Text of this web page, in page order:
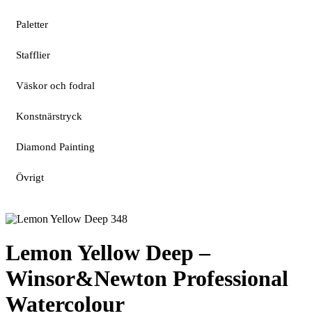
Paletter
Stafflier
Väskor och fodral
Konstnärstryck
Diamond Painting
Övrigt
Lemon Yellow Deep –
Winsor&Newton Professional
Watercolour